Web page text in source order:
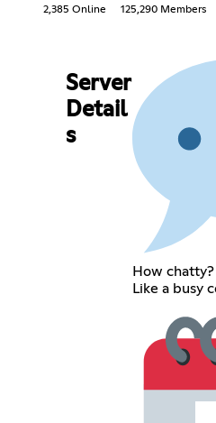
2,385 Online 125,290 Members
Server
Detail
s
How chatty?
Like a busy